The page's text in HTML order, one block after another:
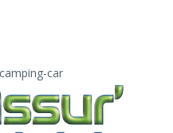
car